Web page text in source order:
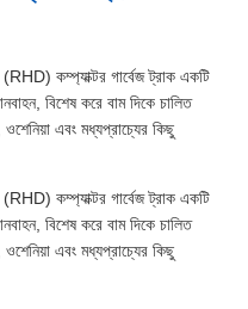
কম্প্যাক্টর গার্বেজ ট্রাক একটি
বিশেষ করে বাম দিকে চালিত
এবং মধ্যপ্রাচ্যের কিছু
কম্প্যাক্টর গার্বেজ ট্রাক একটি
বিশেষ করে বাম দিকে চালিত
এবং মধ্যপ্রাচ্যের কিছু